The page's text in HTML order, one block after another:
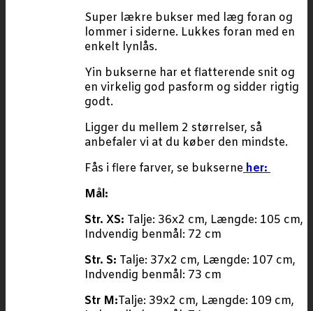
Super lækre bukser med læg foran og
lommer i siderne. Lukkes foran med en
enkelt lynlås.
Yin bukserne har et flatterende snit og
en virkelig god pasform og sidder rigtig
godt.
Ligger du mellem 2 størrelser, så
anbefaler vi at du køber den mindste.
Fås i flere farver, se bukserne her:
Mål:
Str. XS: Talje: 36x2 cm, Længde: 105 cm,
Indvendig benmål: 72 cm
Str. S: Talje: 37x2 cm, Længde: 107 cm,
Indvendig benmål: 73 cm
Str M:Talje: 39x2 cm, Længde: 109 cm,